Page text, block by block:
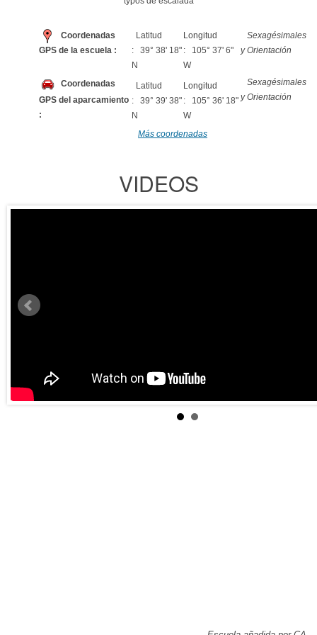
Coordenadas
GPS de la escuela :
Latitud
: 39° 38' 18"
N
Longitud
: 105° 37' 6"
W
Sexagésimales
y Orientación
Coordenadas
GPS del aparcamiento
:
Latitud
: 39° 39' 38"
N
Longitud
: 105° 36' 18"
W
Sexagésimales
y Orientación
Más coordenadas
VIDEOS